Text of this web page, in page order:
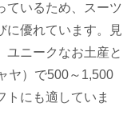
ているため、スーツ
に優れています。見
ユニークなお土産と
ヤ）で500～1,500
トにも適していま